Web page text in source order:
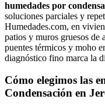
humedades por
soluciones parciales y
Humedades.com, en
patios y muros gruesos de
puentes térmicos y moho
diagnóstico fino marca la
Cómo elegimos las
Condensación en